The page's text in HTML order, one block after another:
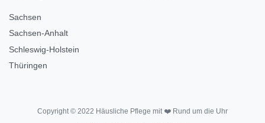
Sachsen
Sachsen-Anhalt
Schleswig-Holstein
Thüringen
Copyright © 2022 Häusliche Pflege mit ❤️ Rund um die Uhr